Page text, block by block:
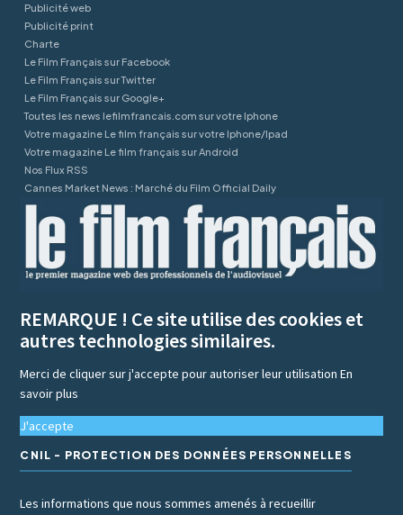
Publicité web
Publicité print
Charte
Le Film Français sur Facebook
Le Film Français sur Twitter
Le Film Français sur Google+
Toutes les news lefilmfrancais.com sur votre Iphone
Votre magazine Le film français sur votre Iphone/Ipad
Votre magazine Le film français sur Android
Nos Flux RSS
Cannes Market News : Marché du Film Official Daily
REMARQUE ! Ce site utilise des cookies et
autres technologies similaires.
Merci de cliquer sur j'accepte pour autoriser leur utilisationEn
savoir plus
J'accepte
CNIL - PROTECTION DES DONNÉES PERSONNELLES
Les informations que nous sommes amenés à recueillir